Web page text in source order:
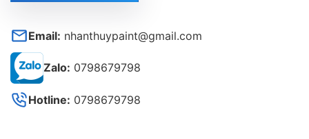
Email: nhanthuypaint@gmail.com
Zalo: 0798679798
Hotline: 0798679798